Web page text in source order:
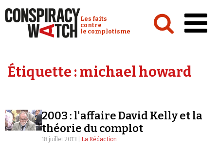
Conspiracy Watch :
Les faits
contre
le complotisme
Analyses
Vidéos
Émissions
Étiquette :michael howard
2003 : l'affaire David Kelly et la
théorie du complot
18 juillet 2013 | La Rédaction